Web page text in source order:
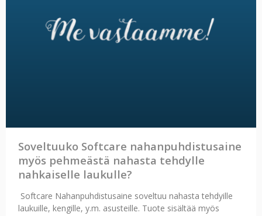
Soveltuuko Softcare nahanpuhdistusaine
myös pehmeästä nahasta tehdylle
nahkaiselle laukulle?
Softcare Nahanpuhdistusaine soveltuu nahasta tehdyille
laukuille, kengille, y.m. asusteille. Tuote sisältää myös